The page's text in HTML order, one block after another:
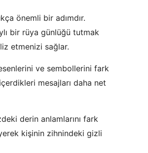
önemli bir adımdır.
bir rüya günlüğü tutmak
etmenizi sağlar.
ve sembollerini fark
mesajları daha net
derin anlamlarını fark
kişinin zihnindeki gizli